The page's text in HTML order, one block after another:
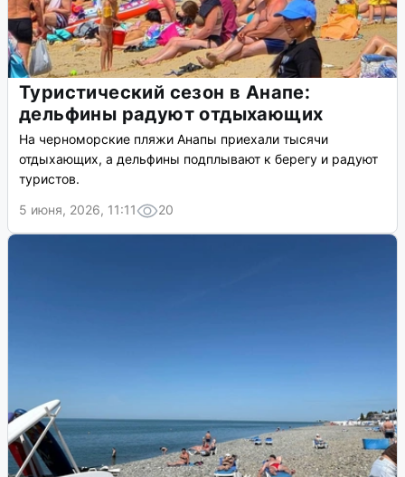
Туристический сезон в Анапе:
дельфины радуют отдыхающих
На черноморские пляжи Анапы приехали тысячи
отдыхающих, а дельфины подплывают к берегу и радуют
туристов.
5 июня, 2026, 11:11
20